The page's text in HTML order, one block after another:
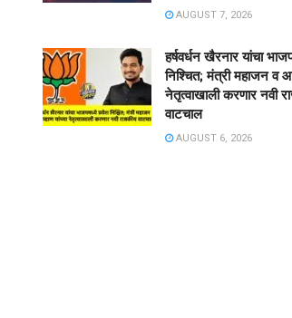
AUGUST 7, 2026
हर्षवर्धन खैरनार यांचा
निश्चित; मंत्री महाजन व
नेतृत्वाखाली करणार नवी
वाटचाल
AUGUST 6, 2026